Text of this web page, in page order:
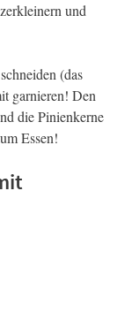
und
(das
garnieren! Den
die Pinienkerne
Essen!